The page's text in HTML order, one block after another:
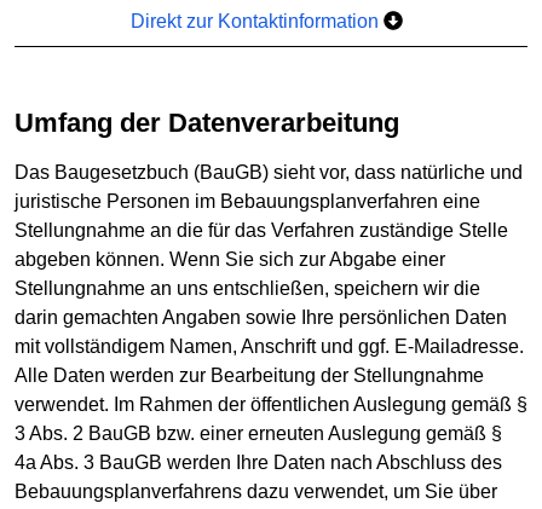
Direkt zur Kontaktinformation
Umfang der Datenverarbeitung
Das Baugesetzbuch (BauGB) sieht vor, dass natürliche und
juristische Personen im Bebauungsplanverfahren eine
Stellungnahme an die für das Verfahren zuständige Stelle
abgeben können. Wenn Sie sich zur Abgabe einer
Stellungnahme an uns entschließen, speichern wir die
darin gemachten Angaben sowie Ihre persönlichen Daten
mit vollständigem Namen, Anschrift und ggf. E-Mailadresse.
Alle Daten werden zur Bearbeitung der Stellungnahme
verwendet. Im Rahmen der öffentlichen Auslegung gemäß §
3 Abs. 2 BauGB bzw. einer erneuten Auslegung gemäß §
4a Abs. 3 BauGB werden Ihre Daten nach Abschluss des
Bebauungsplanverfahrens dazu verwendet, um Sie über